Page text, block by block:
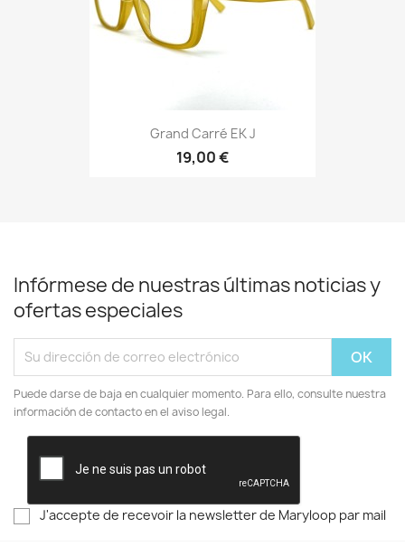
Grand Carré EK J
19,00 €
Infórmese de nuestras últimas noticias y
ofertas especiales
Puede darse de baja en cualquier momento. Para ello, consulte nuestra
información de contacto en el aviso legal.
J'accepte de recevoir la newsletter de Maryloop par mail